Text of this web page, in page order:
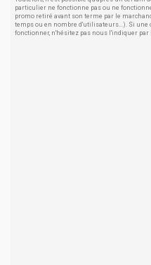
particulier ne fonctionne pas ou ne
promo retiré avant son terme par le
temps ou en nombre d'utilisateurs...). Si une
fonctionner, n'hésitez pas nous l'indiquer